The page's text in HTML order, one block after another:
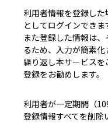
利用者情報を登録し
としてログインできま
また登録した情報は
るため、入力が簡素化
繰り返し本サービス
登録をお勧めします。
利用者が一定期間（
登録情報すべてを削除